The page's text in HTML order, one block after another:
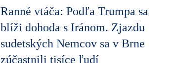
Ranné vtáča: Podľa Trumpa sa
blíži dohoda s Iránom. Zjazdu
sudetských Nemcov sa v Brne
zúčastnili tisíce ľudí